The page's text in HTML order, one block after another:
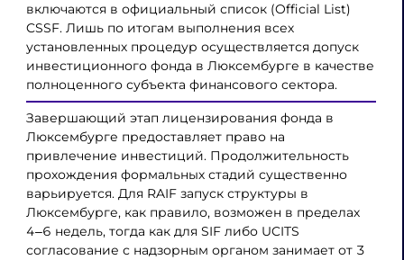
включаются в официальный список (Official List)
CSSF. Лишь по итогам выполнения всех
установленных процедур осуществляется допуск
инвестиционного фонда в Люксембурге в качестве
полноценного субъекта финансового сектора.
Завершающий этап лицензирования фонда в
Люксембурге предоставляет право на
привлечение инвестиций. Продолжительность
прохождения формальных стадий существенно
варьируется. Для RAIF запуск структуры в
Люксембурге, как правило, возможен в пределах
4‒6 недель, тогда как для SIF либо UCITS
согласование с надзорным органом занимает от 3